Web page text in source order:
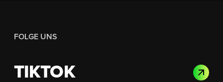
FOLGE UNS
TIKTOK